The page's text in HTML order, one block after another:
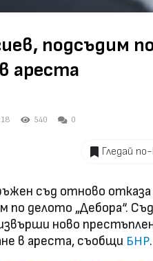
подсъдим
ареста
540 0
Гледай
съд отново отказа
по делото „Дебора“.
ново
в ареста, съобщи БНР.